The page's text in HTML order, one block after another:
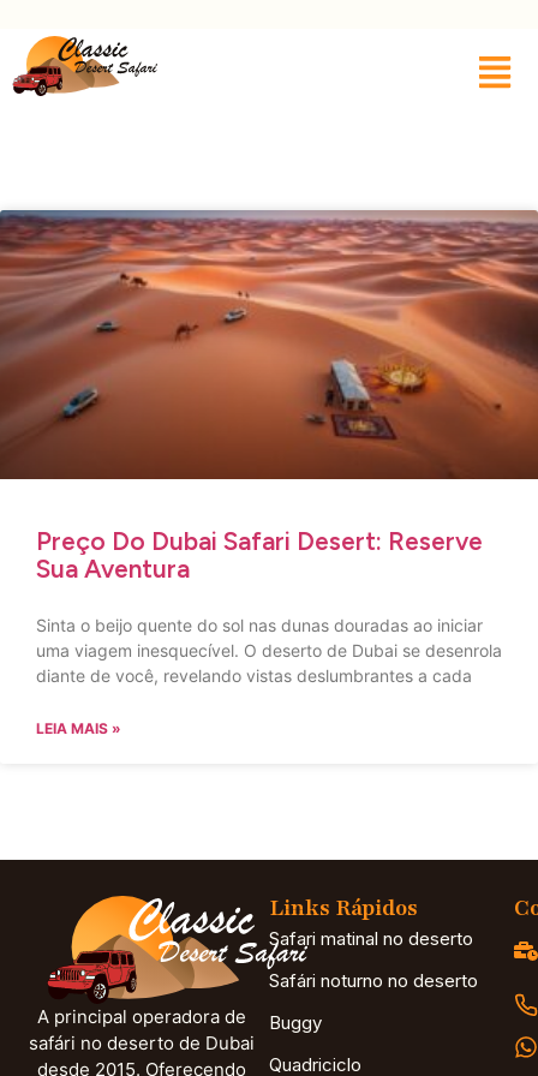
Preço Do Dubai Safari Desert: Reserve
Sua Aventura
Sinta o beijo quente do sol nas dunas douradas ao iniciar
uma viagem inesquecível. O deserto de Dubai se desenrola
diante de você, revelando vistas deslumbrantes a cada
LEIA MAIS »
A principal operadora de
safári no deserto de Dubai
desde 2015. Oferecendo
Links Rápidos
Safari matinal no deserto
Safári noturno no deserto
Buggy
Quadriciclo